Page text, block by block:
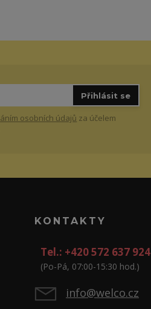
Přihlásit se
osobních údajů za účelem
KONTAKTY
Tel.: +420 572 637 924
(Po-Pá, 07:00-15:30 hod.)
info@welco.cz